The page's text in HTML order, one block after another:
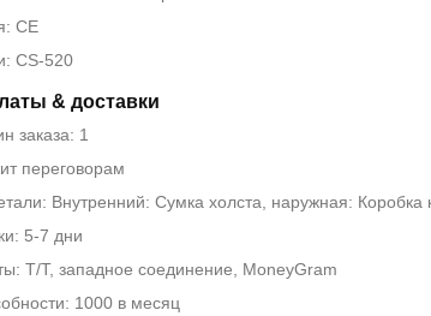
CE
CS-520
& доставки
заказа: 1
переговорам
Внутренний: Сумка холста, наружная: Коробка
5-7 дни
T/T, западное соединение, MoneyGram
1000 в месяц